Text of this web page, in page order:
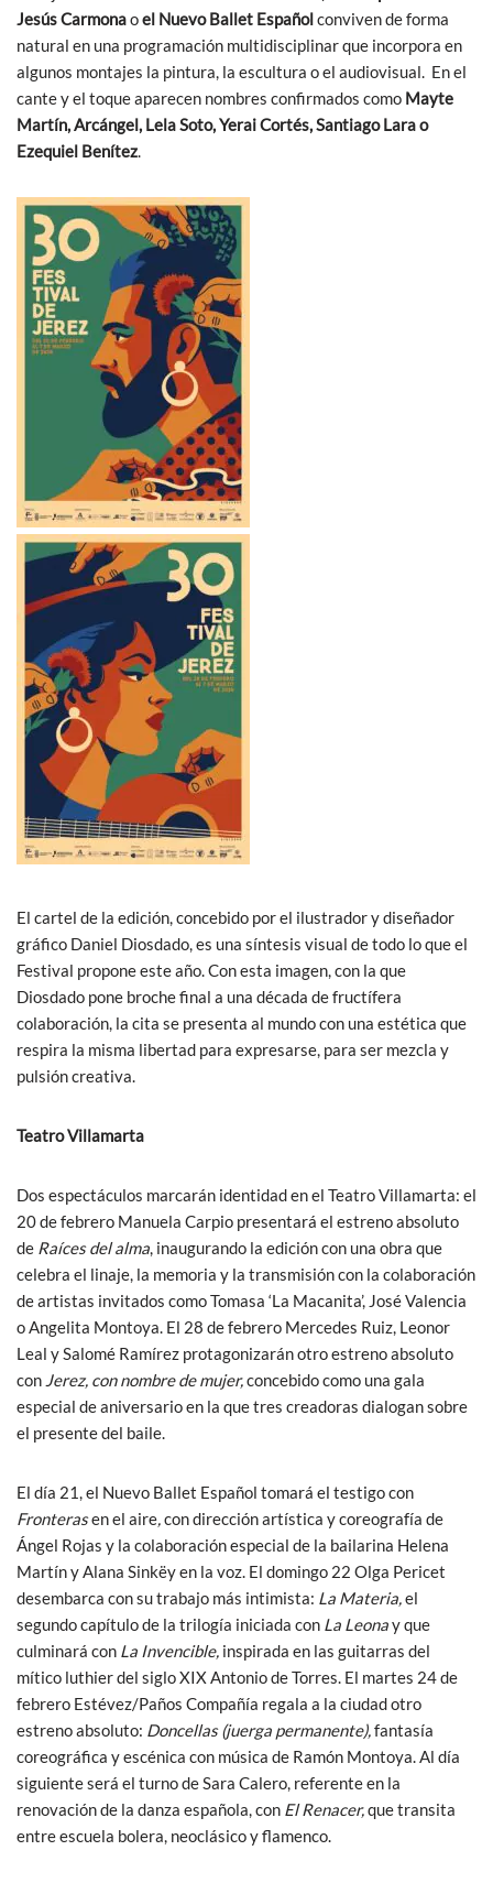
Jesús Carmonaoel Nuevo Ballet Españolconviven de forma
natural en una programación multidisciplinar que incorpora en
algunos montajes la pintura, la escultura o el audiovisual. En el
cante y el toque aparecen nombres confirmados como Mayte
Martín, Arcángel, Lela Soto, Yerai Cortés, Santiago Lara o
Ezequiel Benítez.
El cartel de la edición, concebido por el ilustrador y diseñador
gráfico Daniel Diosdado, es una síntesis visual de todo lo que el
Festival propone este año. Con esta imagen, con la que
Diosdado pone broche final a una década de fructífera
colaboración, la cita se presenta al mundo con una estética que
respira la misma libertad para expresarse, para ser mezcla y
pulsión creativa.
Teatro Villamarta
Dos espectáculos marcarán identidad en el Teatro Villamarta: el
20 de febrero Manuela Carpio presentará el estreno absoluto
de Raíces del alma, inaugurando la edición con una obra que
celebra el linaje, la memoria y la transmisión con la colaboración
de artistas invitados como Tomasa ‘La Macanita’, José Valencia
o Angelita Montoya. El 28 de febrero Mercedes Ruiz, Leonor
Leal y Salomé Ramírez protagonizarán otro estreno absoluto
con Jerez, con nombre de mujer,concebido como una gala
especial de aniversario en la que tres creadoras dialogan sobre
el presente del baile.
El día 21, el Nuevo Ballet Español tomará el testigo con
Fronterasen el aire,con dirección artística y coreografía de
Ángel Rojas y la colaboración especial de la bailarina Helena
Martín y Alana Sinkëy en la voz. El domingo 22 Olga Pericet
desembarca con su trabajo más intimista: La Materia,el
segundo capítulo de la trilogía iniciada con La Leonay que
culminará con La Invencible, inspirada en las guitarras del
mítico luthier del siglo XIX Antonio de Torres. El martes 24 de
febrero Estévez/Paños Compañía regala a la ciudad otro
estreno absoluto: Doncellas (juerga permanente),fantasía
coreográfica y escénica con música de Ramón Montoya. Al día
siguiente será el turno de Sara Calero, referente en la
renovación de la danza española, con El Renacer,que transita
entre escuela bolera, neoclásico y flamenco.